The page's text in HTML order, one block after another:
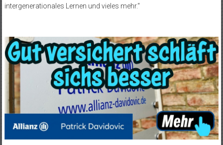
intergenerationales Lernen und vieles mehr.“